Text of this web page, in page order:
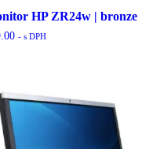
HP ZR24w | bronze
- s DPH